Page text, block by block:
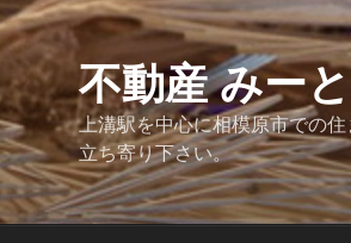
不動産 みー
上溝駅を中心に相模原市での
立ち寄り下さい。